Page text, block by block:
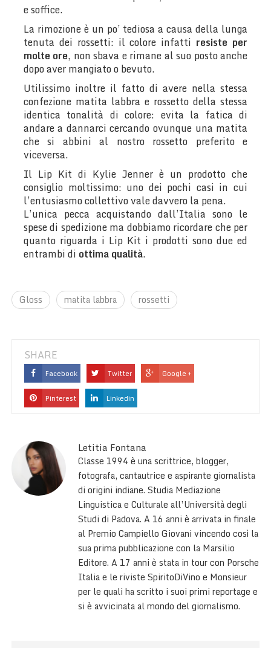
e soffice.
La rimozione è un po’ tediosa a causa della lunga
tenuta dei rossetti: il colore infatti resiste per
molte ore, non sbava e rimane al suo posto anche
dopo aver mangiato o bevuto.
Utilissimo inoltre il fatto di avere nella stessa
confezione matita labbra e rossetto della stessa
identica tonalità di colore: evita la fatica di
andare a dannarci cercando ovunque una matita
che si abbini al nostro rossetto preferito e
viceversa.
Il Lip Kit di Kylie Jenner è un prodotto che
consiglio moltissimo: uno dei pochi casi in cui
l’entusiasmo collettivo vale davvero la pena.
L’unica pecca acquistando dall’Italia sono le
spese di spedizione ma dobbiamo ricordare che per
quanto riguarda i Lip Kit i prodotti sono due ed
entrambi di ottima qualità.
Gloss matita labbra rossetti
SHARE
Facebook Twitter Google +
Pinterest Linkedin
Letitia Fontana
Classe 1994 è una scrittrice, blogger,
fotografa, cantautrice e aspirante giornalista
di origini indiane. Studia Mediazione
Linguistica e Culturale all’Università degli
Studi di Padova. A 16 anni è arrivata in finale
al Premio Campiello Giovani vincendo così la
sua prima pubblicazione con la Marsilio
Editore. A 17 anni è stata in tour con Porsche
Italia e le riviste SpiritoDiVino e Monsieur
per le quali ha scritto i suoi primi reportage e
si è avvicinata al mondo del giornalismo.